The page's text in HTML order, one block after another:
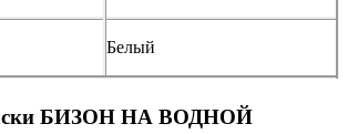
Белый
БИЗОН НА ВОДНОЙ